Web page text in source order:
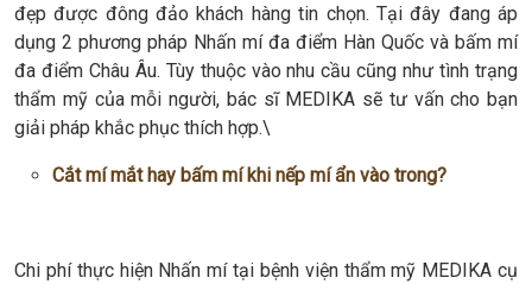
đẹp được đông đảo khách hàng tin chọn. Tại đây đang áp
dụng 2 phương pháp Nhấn mí đa điểm Hàn Quốc và bấm mí
đa điểm Châu Âu. Tùy thuộc vào nhu cầu cũng như tình trạng
thẩm mỹ của mỗi người, bác sĩ MEDIKA sẽ tư vấn cho bạn
giải pháp khắc phục thích hợp.\
Cắt mí mắt hay bấm mí khi nếp mí ẩn vào trong?
Chi phí thực hiện Nhấn mí tại bệnh viện thẩm mỹ MEDIKA cụ